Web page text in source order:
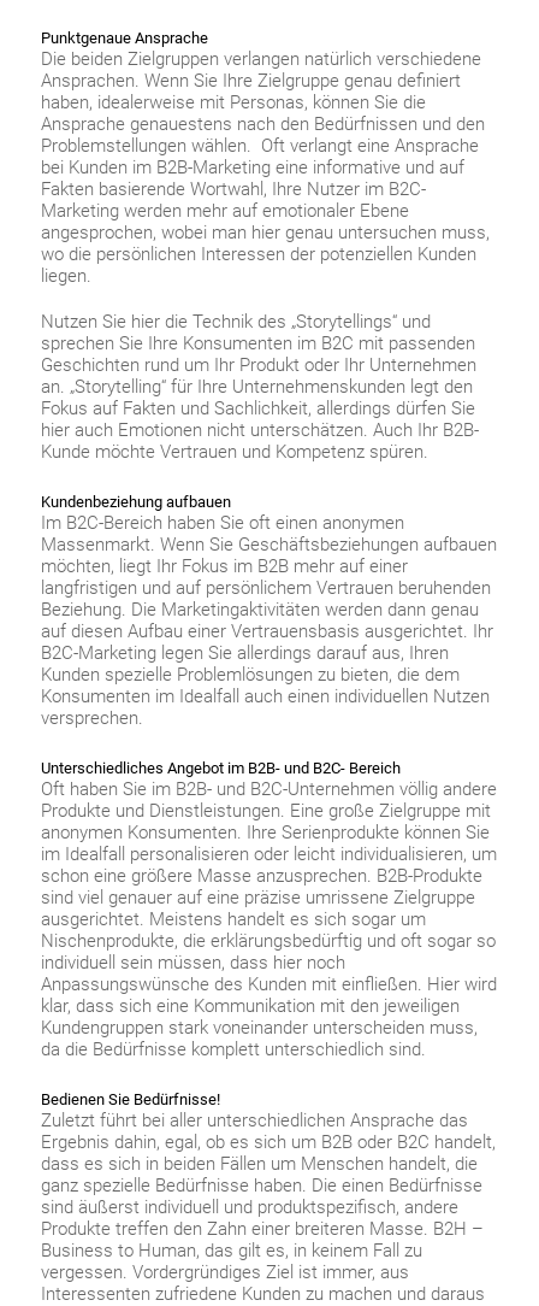
Punktgenaue Ansprache
Die beiden Zielgruppen verlangen natürlich verschiedene
Ansprachen. Wenn Sie Ihre Zielgruppe genau definiert
haben, idealerweise mit Personas, können Sie die
Ansprache genauestens nach den Bedürfnissen und den
Problemstellungen wählen. Oft verlangt eine Ansprache
bei Kunden im B2B-Marketing eine informative und auf
Fakten basierende Wortwahl, Ihre Nutzer im B2C-
Marketing werden mehr auf emotionaler Ebene
angesprochen, wobei man hier genau untersuchen muss,
wo die persönlichen Interessen der potenziellen Kunden
liegen.
Nutzen Sie hier die Technik des „Storytellings“ und
sprechen Sie Ihre Konsumenten im B2C mit passenden
Geschichten rund um Ihr Produkt oder Ihr Unternehmen
an. „Storytelling“ für Ihre Unternehmenskunden legt den
Fokus auf Fakten und Sachlichkeit, allerdings dürfen Sie
hier auch Emotionen nicht unterschätzen. Auch Ihr B2B-
Kunde möchte Vertrauen und Kompetenz spüren.
Kundenbeziehung aufbauen
Im B2C-Bereich haben Sie oft einen anonymen
Massenmarkt. Wenn Sie Geschäftsbeziehungen aufbauen
möchten, liegt Ihr Fokus im B2B mehr auf einer
langfristigen und auf persönlichem Vertrauen beruhenden
Beziehung. Die Marketingaktivitäten werden dann genau
auf diesen Aufbau einer Vertrauensbasis ausgerichtet. Ihr
B2C-Marketing legen Sie allerdings darauf aus, Ihren
Kunden spezielle Problemlösungen zu bieten, die dem
Konsumenten im Idealfall auch einen individuellen Nutzen
versprechen.
Unterschiedliches Angebot im B2B- und B2C- Bereich
Oft haben Sie im B2B- und B2C-Unternehmen völlig andere
Produkte und Dienstleistungen. Eine große Zielgruppe mit
anonymen Konsumenten. Ihre Serienprodukte können Sie
im Idealfall personalisieren oder leicht individualisieren, um
schon eine größere Masse anzusprechen. B2B-Produkte
sind viel genauer auf eine präzise umrissene Zielgruppe
ausgerichtet. Meistens handelt es sich sogar um
Nischenprodukte, die erklärungsbedürftig und oft sogar so
individuell sein müssen, dass hier noch
Anpassungswünsche des Kunden mit einfließen. Hier wird
klar, dass sich eine Kommunikation mit den jeweiligen
Kundengruppen stark voneinander unterscheiden muss,
da die Bedürfnisse komplett unterschiedlich sind.
Bedienen Sie Bedürfnisse!
Zuletzt führt bei aller unterschiedlichen Ansprache das
Ergebnis dahin, egal, ob es sich um B2B oder B2C handelt,
dass es sich in beiden Fällen um Menschen handelt, die
ganz spezielle Bedürfnisse haben. Die einen Bedürfnisse
sind äußerst individuell und produktspezifisch, andere
Produkte treffen den Zahn einer breiteren Masse. B2H –
Business to Human, das gilt es, in keinem Fall zu
vergessen. Vordergründiges Ziel ist immer, aus
Interessenten zufriedene Kunden zu machen und daraus